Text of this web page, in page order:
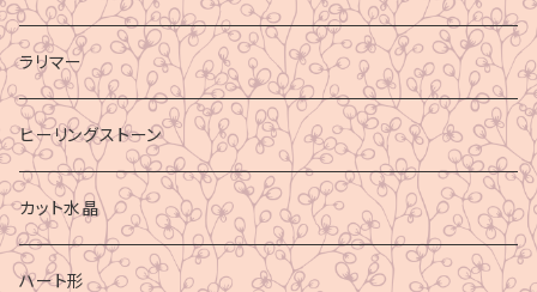
ラリマー
ヒーリングストーン
カット水晶
ハート形